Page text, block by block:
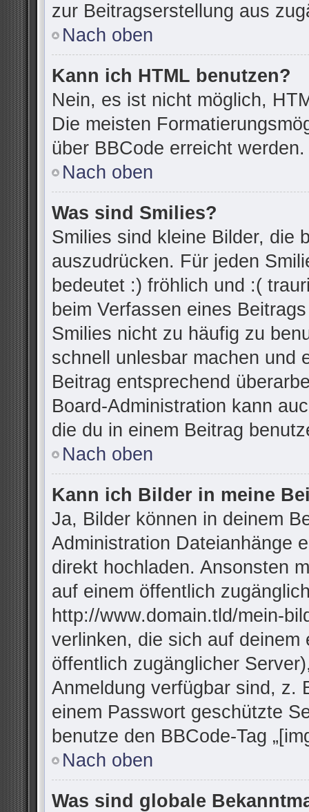
zur Beitragserstellung aus
Nach oben
Kann ich HTML benutzen?
Nein, es ist nicht möglich,
Die meisten
über BBCode erreicht werden.
Nach oben
Was sind Smilies?
Smilies sind kleine Bilder, die
auszudrücken. Für jeden
bedeutet :) fröhlich und :(
beim Verfassen eines
Smilies nicht zu häufig zu
schnell unlesbar machen und
Beitrag entsprechend
Board-Administration kann
die du in einem Beitrag
Nach oben
Kann ich Bilder in meine
Ja, Bilder können in deinem
Administration Dateianhänge
direkt hochladen. Ansonsten
auf einem öffentlich
http://www.domain.tld/mein-
verlinken, die sich auf
öffentlich zugänglicher
Anmeldung verfügbar sind, z.
einem Passwort geschützte
benutze den BBCode-Tag
Nach oben
Was sind globale